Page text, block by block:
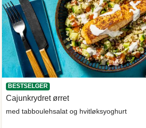
BESTSELGER
Cajunkrydret ørret
med tabboulehsalat og hvitløksyoghurt